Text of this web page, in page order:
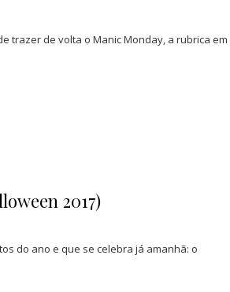
trazer de volta o Manic Monday, a rubrica em
2017)
do ano e que se celebra já amanhã: o